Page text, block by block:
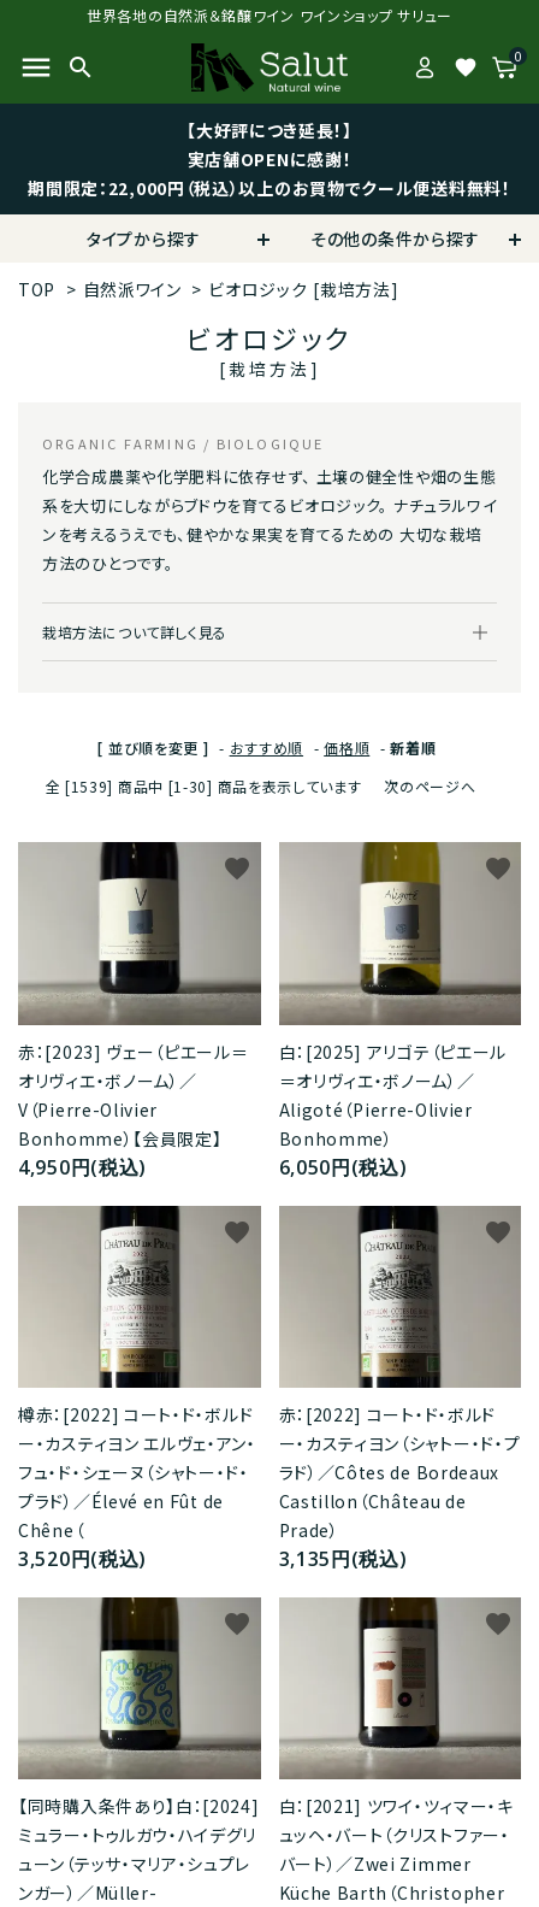
世界各地の自然派＆銘醸ワイン ワインショップ サリュー
menu search favorite 0
【大好評につき延長！】
実店舗OPENに感謝！
期間限定：22,000円（税込）以上のお買物でクール便送料無料！
タイプから探す その他の条件から探す
TOP > 自然派ワイン > ビオロジック [栽培方法]
ビオロジック
[栽培方法]
ORGANIC FARMING / BIOLOGIQUE
化学合成農薬や化学肥料に依存せず、 土壌の健全性や畑の生態
系を大切にしながらブドウを育てるビオロジック。 ナチュラルワイ
ンを考えるうえでも、健やかな果実を育てるための 大切な栽培
方法のひとつです。
栽培方法について詳しく見る
[ 並び順を変更 ] - おすすめ順 -価格順 -新着順
全 [1539] 商品中 [1-30] 商品を表示しています
次のページへ
赤：[2023] ヴェー（ピエール＝
オリヴィエ・ボノーム）／
V（Pierre-Olivier
Bonhomme）【会員限定】
4,950円(税込)
favorite
白：[2025] アリゴテ（ピエール
＝オリヴィエ・ボノーム）／
Aligoté（Pierre-Olivier
Bonhomme）
6,050円(税込)
favorite
樽赤：[2022] コート・ド・ボルド
ー・カスティヨン エルヴェ・アン・
フュ・ド・シェーヌ（シャトー・ド・
プラド）／Élevé en Fût de
Chêne（
3,520円(税込)
favorite
赤：[2022] コート・ド・ボルド
ー・カスティヨン（シャトー・ド・プ
ラド）／Côtes de Bordeaux
Castillon（Château de
Prade）
3,135円(税込)
favorite
【同時購入条件あり】白：[2024]
ミュラー・トゥルガウ・ハイデグリ
ューン（テッサ・マリア・シュプレ
ンガー）／Müller-
favorite
白：[2021] ツワイ・ツィマー・キ
ュッヘ・バート（クリストファー・
バート）／Zwei Zimmer
Küche Barth（Christopher
favorite